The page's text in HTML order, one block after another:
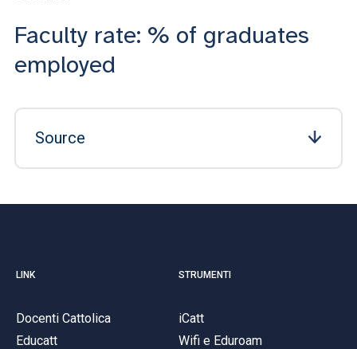
Faculty rate: % of graduates
employed
Source
LINK
Docenti Cattolica
Educatt
STRUMENTI
iCatt
Wifi e Eduroam